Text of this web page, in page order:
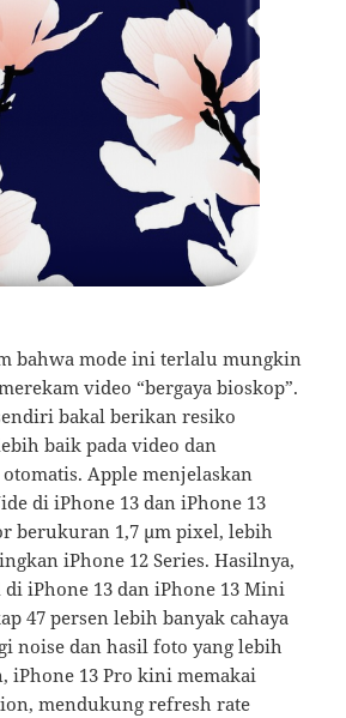
bahwa mode ini terlalu mungkin
video “bergaya bioskop”.
bakal berikan resiko
baik pada video dan
Apple menjelaskan
di iPhone 13 dan iPhone 13
berukuran 1,7 µm pixel, lebih
iPhone 12 Series. Hasilnya,
iPhone 13 dan iPhone 13 Mini
47 persen lebih banyak cahaya
noise dan hasil foto yang lebih
iPhone 13 Pro kini memakai
mendukung refresh rate